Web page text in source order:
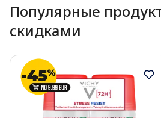
Популярные
скидками